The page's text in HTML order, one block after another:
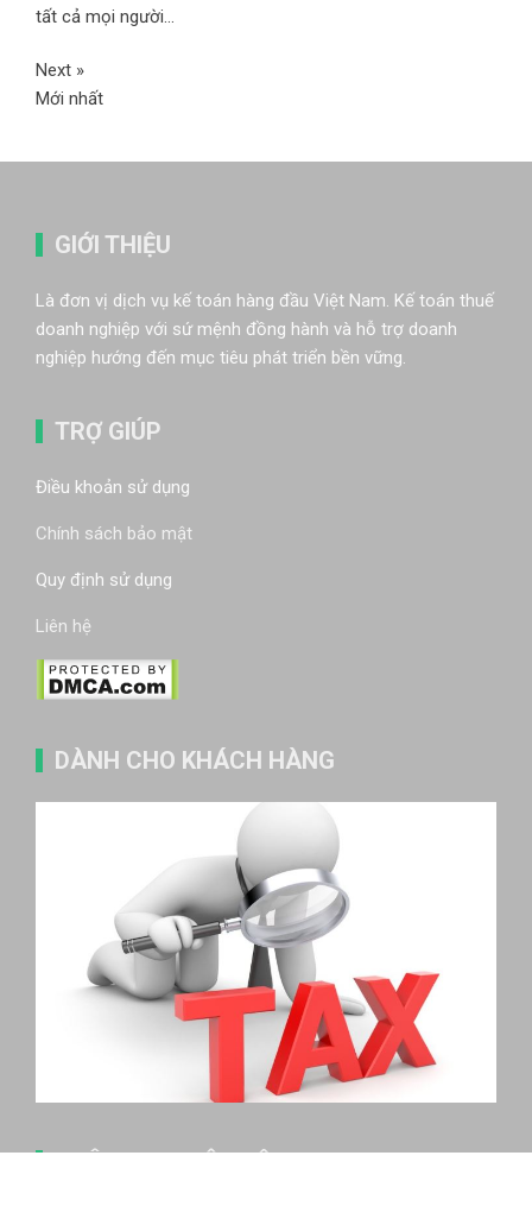
tất cả mọi người...
Next »
Mới nhất
GIỚI THIỆU
Là đơn vị dịch vụ kế toán hàng đầu Việt Nam. Kế toán thuế
doanh nghiệp với sứ mệnh đồng hành và hỗ trợ doanh
nghiệp hướng đến mục tiêu phát triển bền vững.
TRỢ GIÚP
Điều khoản sử dụng
Chính sách bảo mật
Quy định sử dụng
Liên hệ
DÀNH CHO KHÁCH HÀNG
THÔNG TIN LIÊN HỆ